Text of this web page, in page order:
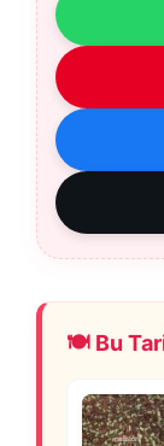
🍽️ Bu